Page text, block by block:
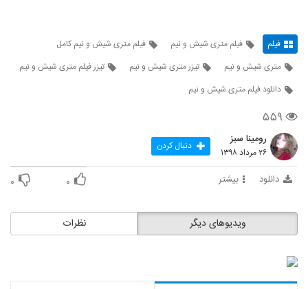
فیلم فیلم متری شیش و نیم
فیلم متری شیش و نیم کامل
متری شیش و نیم
تیزر متری شیش و نیم
تیزر فیلم متری شیش و نیم
دانلود فیلم متری شیش و نیم
۵۵۹
رومینا سبز
۲۶ مرداد ۱۳۹۸ دنبال کردن
دانلود بیشتر ۰ ۰
نظرات ویدیوهای دیگر